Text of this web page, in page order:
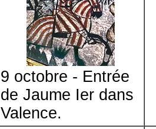
9 octobre - Entrée
de Jaume Ier dans
Valence.